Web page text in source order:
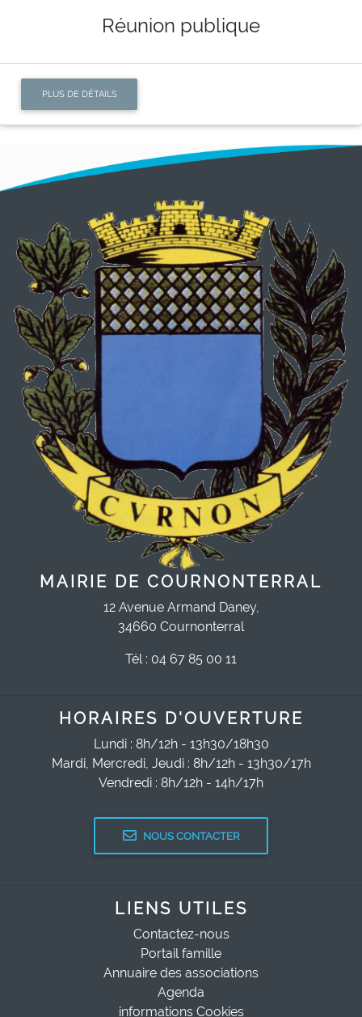
Réunion publique
PLUS DE DÉTAILS
MAIRIE DE COURNONTERRAL
12 Avenue Armand Daney,
34660 Cournonterral
Tél : 04 67 85 00 11
HORAIRES D'OUVERTURE
Lundi : 8h/12h - 13h30/18h30
Mardi, Mercredi, Jeudi : 8h/12h - 13h30/17h
Vendredi : 8h/12h - 14h/17h
NOUS CONTACTER
LIENS UTILES
Contactez-nous
Portail famille
Annuaire des associations
Agenda
informations Cookies